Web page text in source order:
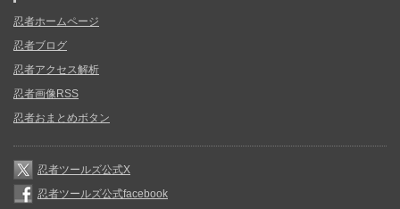
忍者ホームページ
忍者ブログ
忍者アクセス解析
忍者画像RSS
忍者おまとめボタン
忍者ツールズ公式X
忍者ツールズ公式facebook